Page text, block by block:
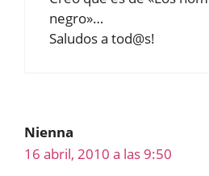
negro»…
Saludos a tod@s!
Nienna
16 abril, 2010 a las 9:50